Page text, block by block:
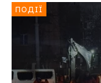
ПОДІЇ